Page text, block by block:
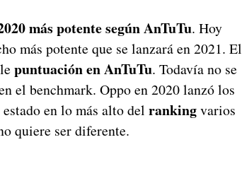
más potente según AnTuTu. Hoy
más potente que se lanzará en 2021. El
puntuación en AnTuTu. Todavía no se
el benchmark. Oppo en 2020 lanzó los
en lo más alto del rankingvarios
quiere ser diferente.